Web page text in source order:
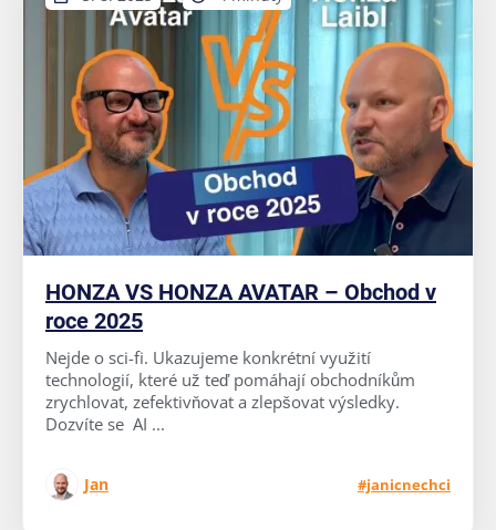
HONZA VS HONZA AVATAR – Obchod v
roce 2025
Nejde o sci-fi. Ukazujeme konkrétní využití
technologií, které už teď pomáhají obchodníkům
zrychlovat, zefektivňovat a zlepšovat výsledky.
Dozvíte se AI ...
Jan #janicnechci